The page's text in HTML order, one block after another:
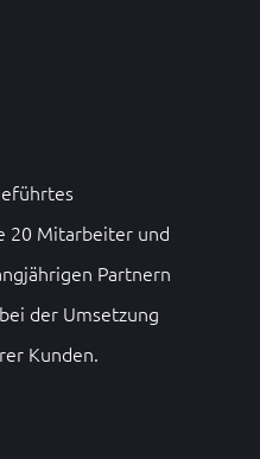
20 Mitarbeiter und
Partnern
der Umsetzung
Kunden.